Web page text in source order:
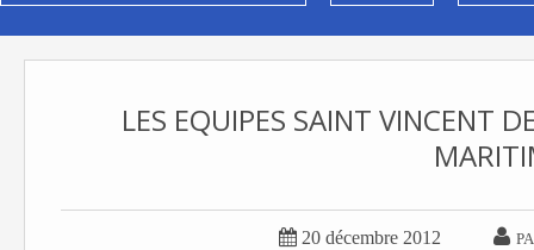
LES EQUIPES SAINT VINCENT
 20 décembre 2012 